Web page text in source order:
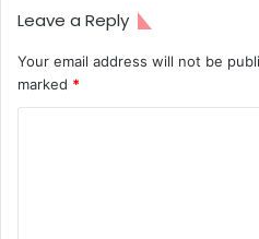
Leave a Reply
Your email address will not be
marked *